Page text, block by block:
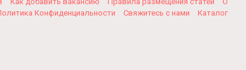
Конфиденциальности Свяжитесь с нами Каталог